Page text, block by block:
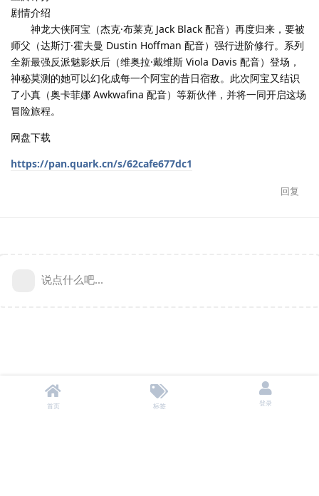
剧情介绍
神龙大侠阿宝（杰克·布莱克 Jack Black 配音）再度归来，要被
师父（达斯汀·霍夫曼 Dustin Hoffman 配音）强行进阶修行。系列
全新最强反派魅影妖后（维奥拉·戴维斯 Viola Davis 配音）登场，
神秘莫测的她可以幻化成每一个阿宝的昔日宿敌。此次阿宝又结识
了小真（奥卡菲娜 Awkwafina 配音）等新伙伴，并将一同开启这场
冒险旅程。
网盘下载
https://pan.quark.cn/s/62cafe677dc1
回复
说点什么吧...
首页 标签 登录